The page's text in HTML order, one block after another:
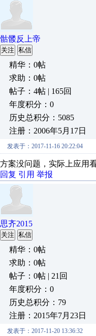
骷髅反上帝
关注 私信
精华：0帖
求助：0帖
帖子：4帖 | 165回
年度积分：0
历史总积分：5085
注册：2006年5月17日
发表于：2017-11-16 20:22:04
方案没问题，实际上应用
回复 引用 举报
思齐2015
关注 私信
精华：0帖
求助：0帖
帖子：0帖 | 21回
年度积分：0
历史总积分：79
注册：2015年7月23日
发表于：2017-11-20 13:36:32